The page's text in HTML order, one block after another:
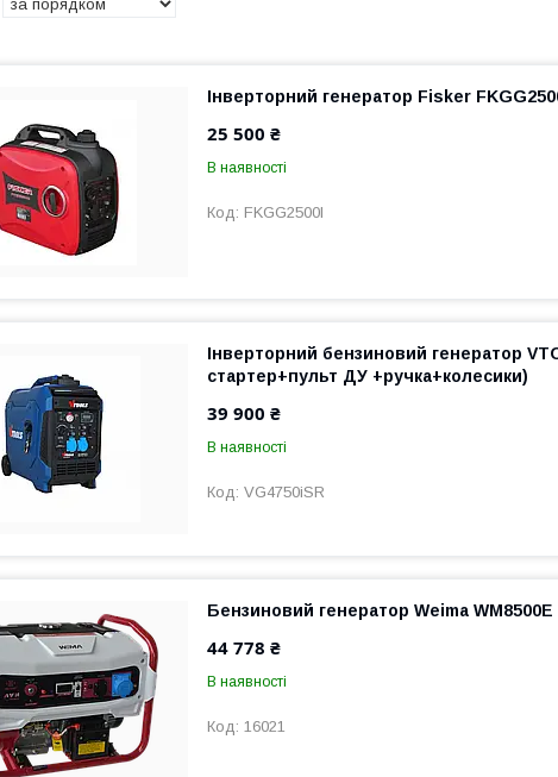
Інверторний генератор Fisker
25 500 ₴
В наявності
FKGG2500I
Інверторний бензиновий генератор
стартер+пульт ДУ +ручка+колесики)
39 900 ₴
В наявності
VG4750iSR
Бензиновий генератор Weima WM8500E
44 778 ₴
В наявності
16021